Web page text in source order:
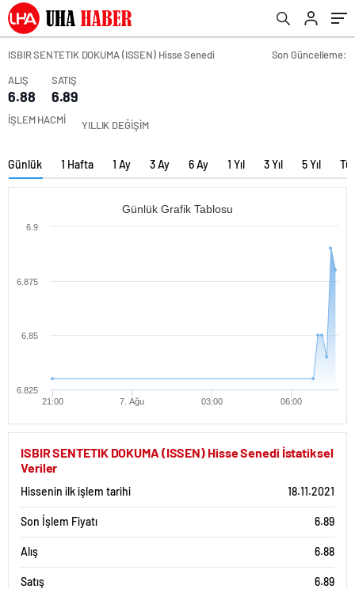
ISBIR SENTETIK DOKUMA (ISSEN) Hisse Senedi
Son Güncelleme:
ALIŞ
6.88
SATIŞ
6.89
İŞLEM HACMİ YILLIK DEĞİŞİM
Günlük 1 Hafta 1 Ay 3 Ay 6 Ay 1 Yıl 3 Yıl 5 Yıl
Günlük Grafik Tablosu
21:00 7. Ağu 03:00 06:00
6.825
6.85
6.875
6.9
ISBIR SENTETIK DOKUMA (ISSEN) Hisse Senedi İstatiksel
Veriler
Hissenin ilk işlem tarihi 18.11.2021
Son İşlem Fiyatı 6.89
Alış 6.88
Satış 6.89